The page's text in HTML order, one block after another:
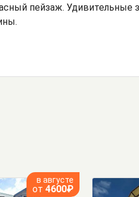
пейзаж. Удивительные
в августе
от 4600₽